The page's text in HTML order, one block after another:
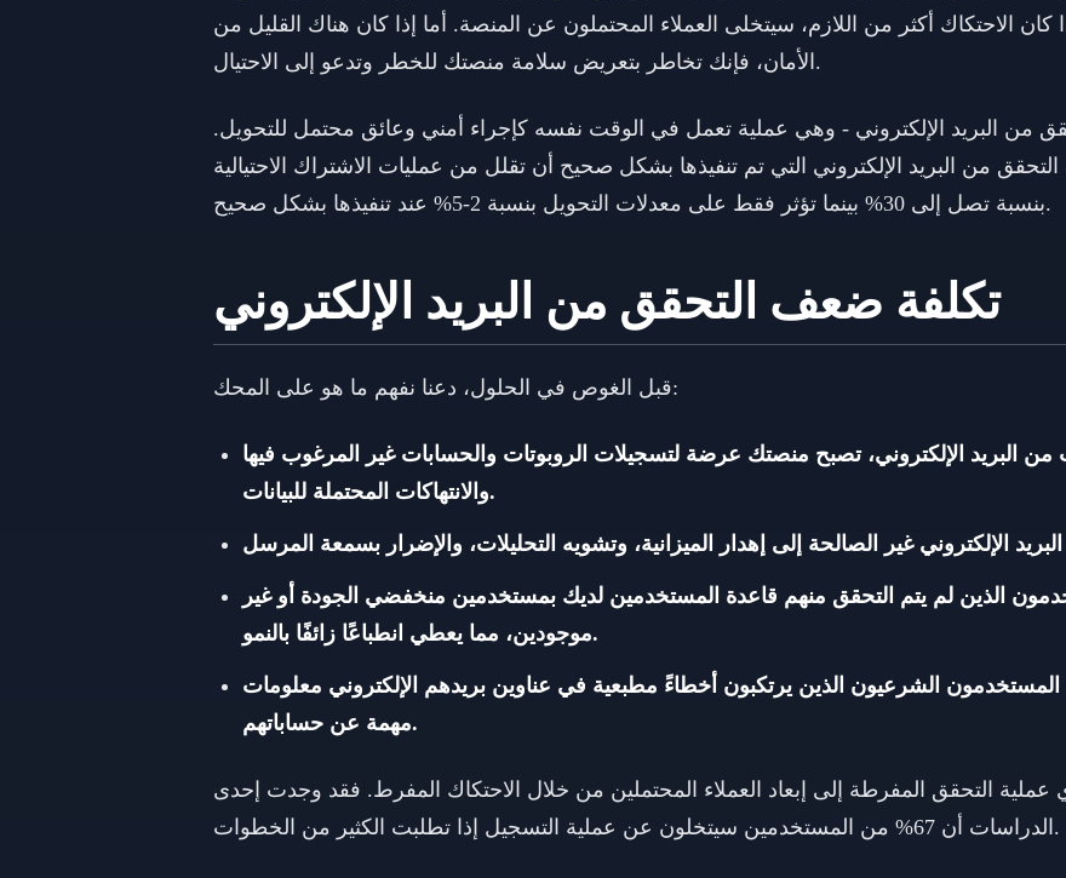
الاحتكاك أكثر من اللازم، سيتخلى العملاء المحتملون عن المنصة. أما إذا كان هناك القليل من
الأمان، فإنك تخاطر بتعريض سلامة منصتك للخطر وتدعو إلى الاحتيال.
من البريد الإلكتروني - وهي عملية تعمل في الوقت نفسه كإجراء أمني وعائق محتمل للتحويل.
من البريد الإلكتروني التي تم تنفيذها بشكل صحيح أن تقلل من عمليات الاشتراك الاحتيالية
بنسبة تصل إلى 30% بينما تؤثر فقط على معدلات التحويل بنسبة 2-5% عند تنفيذها بشكل صحيح.
تكلفة ضعف التحقق من البريد الإلكتروني
قبل الغوص في الحلول، دعنا نفهم ما هو على المحك:
من البريد الإلكتروني، تصبح منصتك عرضة لتسجيلات الروبوتات والحسابات غير المرغوب فيها
والانتهاكات المحتملة للبيانات.
الذين لم يتم التحقق منهم قاعدة المستخدمين لديك بمستخدمين منخفضي الجودة أو غير
موجودين، مما يعطي انطباعًا زائفًا بالنمو.
الشرعيون الذين يرتكبون أخطاءً مطبعية في عناوين بريدهم الإلكتروني معلومات
مهمة عن حساباتهم.
عملية التحقق المفرطة إلى إبعاد العملاء المحتملين من خلال الاحتكاك المفرط. فقد وجدت إحدى
الدراسات أن 67% من المستخدمين سيتخلون عن عملية التسجيل إذا تطلبت الكثير من الخطوات.